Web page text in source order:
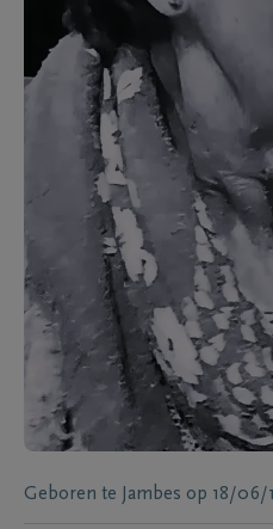
Geboren te Jambes op 18/06/